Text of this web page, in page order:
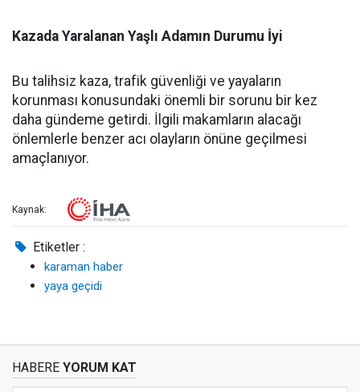
Kazada Yaralanan Yaşlı Adamın Durumu İyi
Bu talihsiz kaza, trafik güvenliği ve yayaların
korunması konusundaki önemli bir sorunu bir kez
daha gündeme getirdi. İlgili makamların alacağı
önlemlerle benzer acı olayların önüne geçilmesi
amaçlanıyor.
Kaynak:
Etiketler :
karaman haber
yaya geçidi
HABERE YORUM KAT